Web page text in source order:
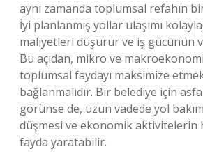
aynı zamanda toplumsal refahın
İyi planlanmış yollar ulaşımı
maliyetleri düşürür ve iş gücünün
Bu açıdan, mikro ve
toplumsal faydayı maksimize
bağlanmalıdır. Bir belediye için
görünse de, uzun vadede yol
düşmesi ve ekonomik aktivitelerin
fayda yaratabilir.